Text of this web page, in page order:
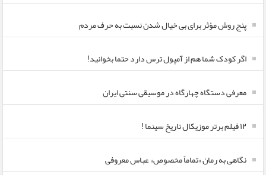
پنج روش مؤثر برای بی خیال شدن نسبت به حرف مردم
اگر کودک شما هم از آمپول ترس دارد حتما بخوانید!
معرفی دستگاه چهارگاه در موسیقی سنتی ایران
۱۲ فیلم برتر موزیکال تاریخ سینما !
نگاهی به رمان «تماماً مخصوص» عباس معروفی